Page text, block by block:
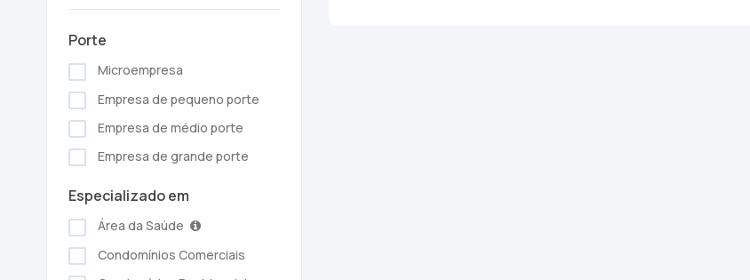
Porte
Microempresa
Empresa de pequeno porte
Empresa de médio porte
Empresa de grande porte
Especializado em
Área da Saúde
Condomínios Comerciais